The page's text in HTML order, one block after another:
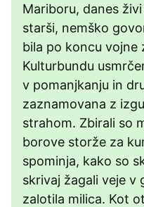
Mariboru, danes
starši, nemško
bila po koncu vojne
Kulturbundu
v pomanjkanju in
zaznamovana z
strahom. Zbirali so
borove storže za
spominja, kako so
skrivaj žagali veje v
zalotila milica. Kot